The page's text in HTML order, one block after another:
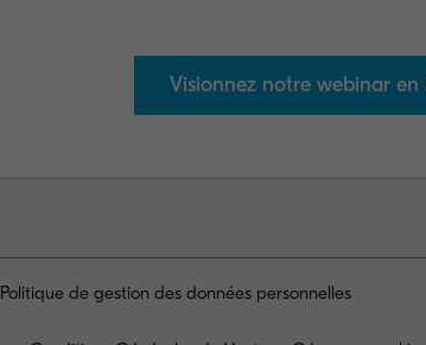
Visionnez notre webinar en
Politique de gestion des données personnelles